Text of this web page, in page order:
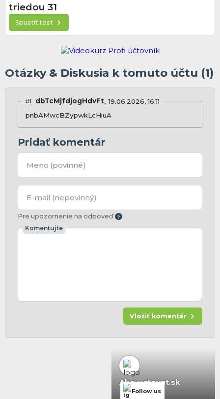
triedou 31
Spustiť test
Otázky & Diskusia k tomuto účtu (1)
#1 dbTcMjfdjogHdvFt 19.06.2026, 16:11
pnbAMwcBZypwkLcHiuA
Pridať komentár
Meno (povinné)
E-mail (nepovinný)
Pre upozornenie na odpoveď
Komentujte
Vložiť komentár
Ako-uctovat.sk
Follow us